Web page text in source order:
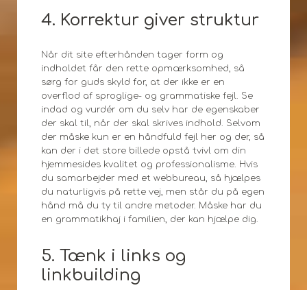
4. Korrektur giver struktur
Når dit site efterhånden tager form og
indholdet får den rette opmærksomhed, så
sørg for guds skyld for, at der ikke er en
overflod af sproglige- og grammatiske fejl. Se
indad og vurdér om du selv har de egenskaber
der skal til, når der skal skrives indhold. Selvom
der måske kun er en håndfuld fejl her og der, så
kan der i det store billede opstå tvivl om din
hjemmesides kvalitet og professionalisme. Hvis
du samarbejder med et webbureau, så hjælpes
du naturligvis på rette vej, men står du på egen
hånd må du ty til andre metoder. Måske har du
en grammatikhaj i familien, der kan hjælpe dig.
5. Tænk i links og
linkbuilding